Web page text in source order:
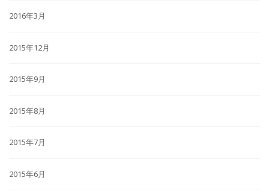
2016年3月
2015年12月
2015年9月
2015年8月
2015年7月
2015年6月